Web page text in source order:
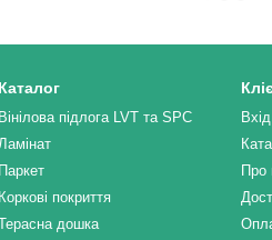
Каталог
Вінілова підлога LVT та SPC
Паркет
Коркові покриття
дошка
Про